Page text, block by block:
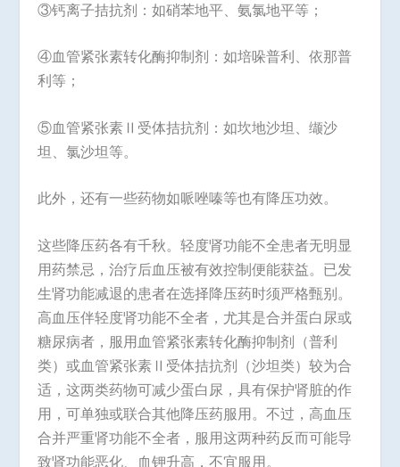
③钙离子拮抗剂：如硝苯地平、氨氯地平等；
④血管紧张素转化酶抑制剂：如培哚普利、依那普
利等；
⑤血管紧张素Ⅱ受体拮抗剂：如坎地沙坦、缬沙
坦、氯沙坦等。
此外，还有一些药物如哌唑嗪等也有降压功效。
这些降压药各有千秋。轻度肾功能不全患者无明显
用药禁忌，治疗后血压被有效控制便能获益。已发
生肾功能减退的患者在选择降压药时须严格甄别。
高血压伴轻度肾功能不全者，尤其是合并蛋白尿或
糖尿病者，服用血管紧张素转化酶抑制剂（普利
类）或血管紧张素Ⅱ受体拮抗剂（沙坦类）较为合
适，这两类药物可减少蛋白尿，具有保护肾脏的作
用，可单独或联合其他降压药服用。不过，高血压
合并严重肾功能不全者，服用这两种药反而可能导
致肾功能恶化、血钾升高，不宜服用。